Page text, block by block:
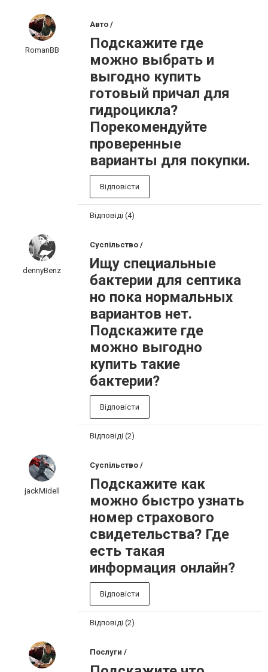
RomanBB
Авто /
Подскажите где
можно выбрать и
выгодно купить
готовый причал для
гидроцикла?
Порекомендуйте
проверенные
варианты для покупки.
Відповісти
Відповіді (4)
dennyBenz
Суспільство /
Ищу специальные
бактерии для септика
но пока нормальных
вариантов нет.
Подскажите где
можно выгодно
купить такие
бактерии?
Відповісти
Відповіді (2)
jackMidell
Суспільство /
Подскажите как
можно быстро узнать
номер страхового
свидетельства? Где
есть такая
информация онлайн?
Відповісти
Відповіді (2)
Послуги /